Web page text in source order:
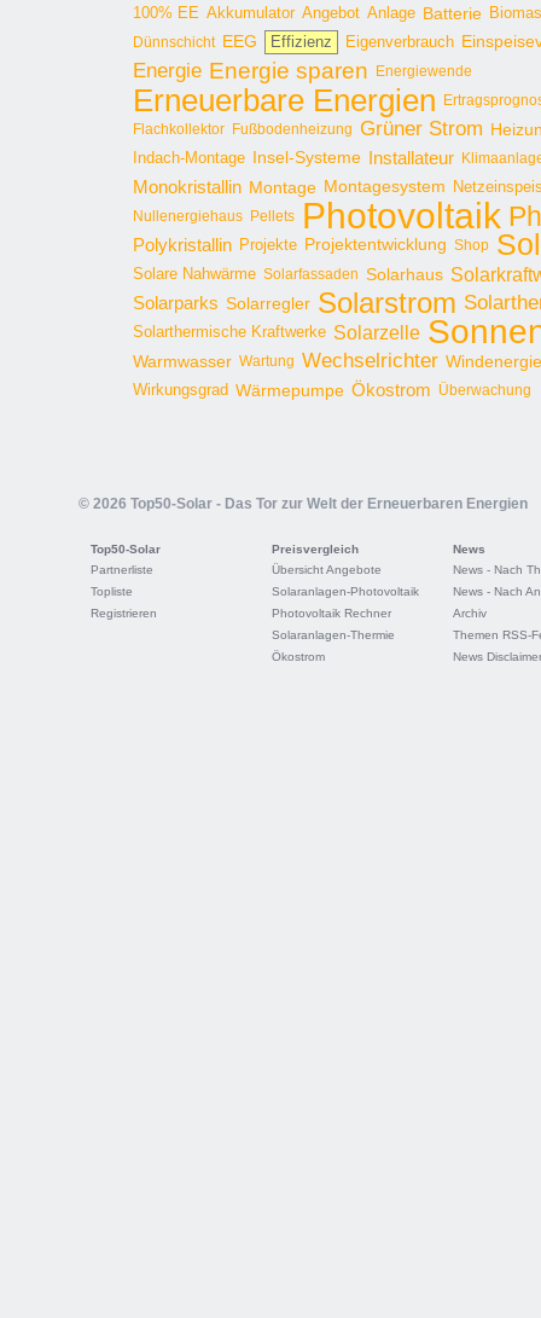
100% EE Akkumulator Angebot Anlage Batterie
Dünnschicht EEG Effizienz Eigenverbrauch
Energie Energie sparen Energiewende
Erneuerbare Energien
Flachkollektor Fußbodenheizung Grüner Strom
Indach-Montage Insel-Systeme Installateur
Monokristallin Montage Montagesystem
Nullenergiehaus Pellets Photovoltaik
Polykristallin Projekte Projektentwicklung Shop
Solare Nahwärme Solarfassaden Solarhaus
Solarparks Solarregler Solarstrom
Solarthermische Kraftwerke Solarzelle
Warmwasser Wartung Wechselrichter Windenergie
Wirkungsgrad Wärmepumpe Ökostrom Überwachung
© 2026 Top50-Solar - Das Tor zur Welt der Erneuerbaren Energien
Top50-Solar
Partnerliste
Topliste
Registrieren
Preisvergleich
Übersicht Angebote
Solaranlagen-Photovoltaik
Photovoltaik Rechner
Solaranlagen-Thermie
Ökostrom
News
News - Nach
News - Nach
Archiv
Themen RSS-
News Disclaimer